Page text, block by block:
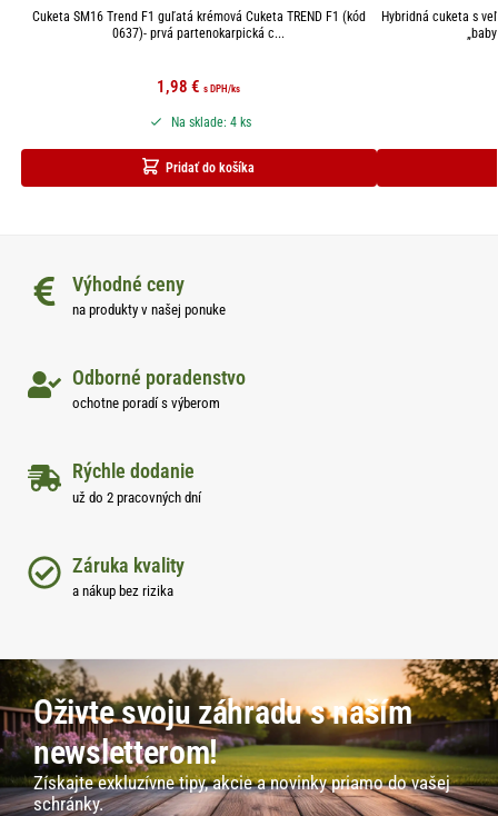
Cuketa SM16 Trend F1 guľatá krémová Cuketa TREND F1 (kód
0637)- prvá partenokarpická c...
1,98€ s DPH/ks
Pridať do košíka
Na sklade: 4 ks
Hybridná cuketa s
Výhodné ceny
na produkty v našej ponuke
Odborné poradenstvo
ochotne poradí s výberom
Rýchle dodanie
už do 2 pracovných dní
Záruka kvality
a nákup bez rizika
Oživte svoju záhradu s naším
newsletterom!
Získajte exkluzívne tipy, akcie a novinky priamo do vašej
schránky.